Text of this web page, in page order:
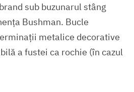
sub buzunarul stâng
Bushman. Bucle
metalice decorative
a fustei ca rochie (în cazul